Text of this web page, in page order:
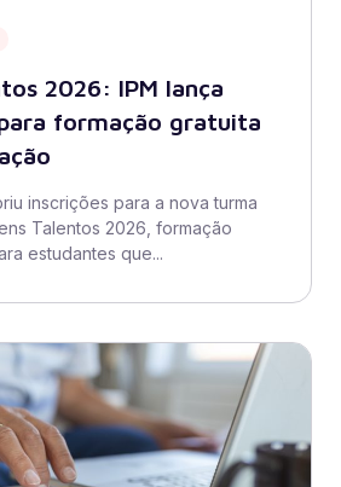
2026: IPM lança
formação gratuita
inscrições para a nova turma
Talentos 2026, formação
estudantes que...